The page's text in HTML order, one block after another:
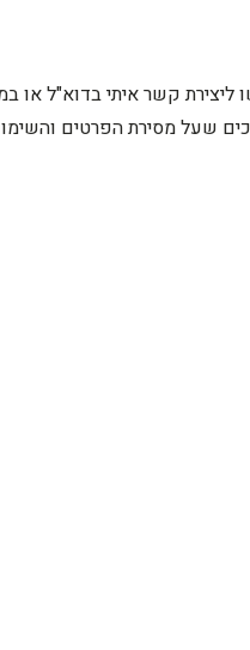
קשר איתי בדוא"ל או
שעל מסירת הפרטים